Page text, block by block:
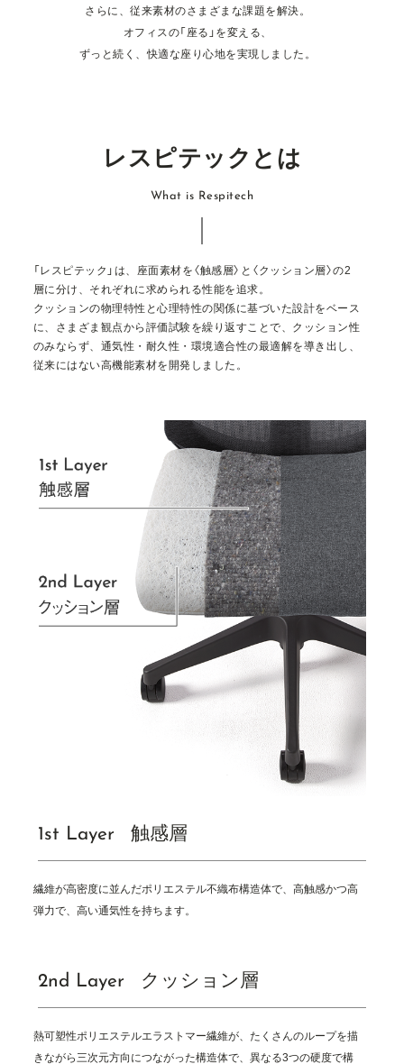
さ らに、 従来素材のさ ま ざま な課題を解決。
オフ ィスの「座る 」を変え る、
ずっ と続 く 、快適な座り心地を実現し ま した。
レスピテック とは
W hat is Resp itec h
「レスピテッ ク 」は、 座⾯素材を〈触感層〉 と 〈ク ッ シ ョ ン層〉の2
層に分け、 それぞれに求め られる性能を追求。
ク ッ シ ョ ンの物理特性と心理特性の関係に基づいた設計をベース
に、 さ ま ざま 観点から評価試験を繰り返すこ とで、 ク ッシ ョン性
のみならず、 通気性 ・ 耐久性 ・ 環境適合性の最適解を導き出 し 、
従来にはない⾼機能素材を開発 し ま した。
1st Layer 触感層
繊維が⾼密度に並んだポリ エステル不織布構造体で、 ⾼触感かつ⾼
弾⼒で、 ⾼い通気性を持ちます。
2nd Layer ク ッ シ ョ ン 層
熱可塑性ポリ エステルエラス ト マー繊維が、 た く さんのループを描
きながら三次元⽅向につながった構造体で、 異なる3つの硬度で構